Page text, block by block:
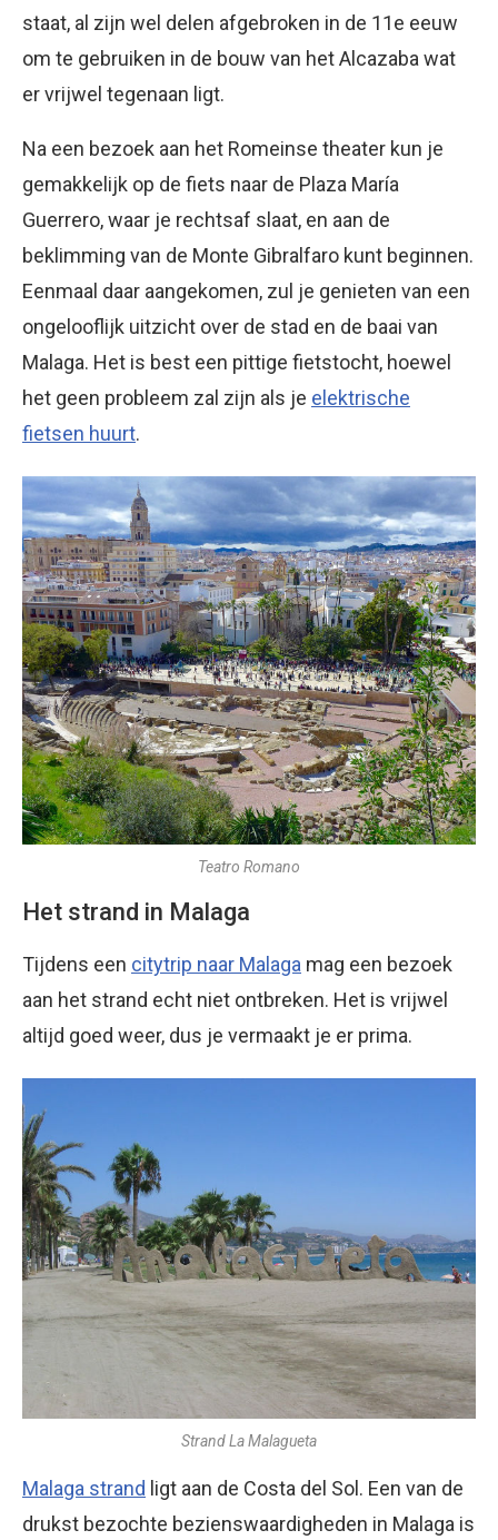
staat, al zijn wel delen afgebroken in de 11e eeuw
om te gebruiken in de bouw van het Alcazaba wat
er vrijwel tegenaan ligt.
Na een bezoek aan het Romeinse theater kun je
gemakkelijk op de fiets naar de Plaza María
Guerrero, waar je rechtsaf slaat, en aan de
beklimming van de Monte Gibralfaro kunt beginnen.
Eenmaal daar aangekomen, zul je genieten van een
ongelooflijk uitzicht over de stad en de baai van
Malaga. Het is best een pittige fietstocht, hoewel
het geen probleem zal zijn als je elektrische
fietsen huurt.
Teatro Romano
Het strand in Malaga
Tijdens een citytrip naar Malaga mag een bezoek
aan het strand echt niet ontbreken. Het is vrijwel
altijd goed weer, dus je vermaakt je er prima.
Strand La Malagueta
Malaga strand ligt aan de Costa del Sol. Een van de
drukst bezochte bezienswaardigheden in Malaga is